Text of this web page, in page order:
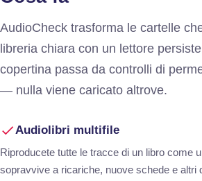
AudioCheck trasforma le cartelle
libreria chiara con un lettore
copertina passa da controlli di
— nulla viene caricato altrove.
Audiolibri multifile
Riproducete tutte le tracce di un libro come
sopravvive a ricariche, nuove schede e altri